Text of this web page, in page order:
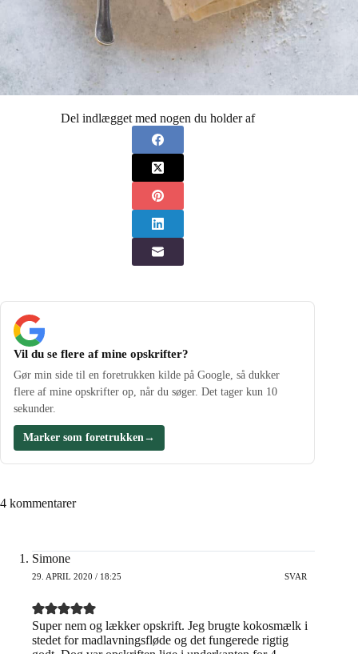
Del indlægget med nogen du holder af
Vil du se flere af mine opskrifter?
Gør min side til en foretrukken kilde på Google, så dukker
flere af mine opskrifter op, når du søger. Det tager kun 10
sekunder.
Marker som foretrukken→
4 kommentarer
Simone
29. APRIL 2020 / 18:25 SVAR
Super nem og lækker opskrift. Jeg brugte kokosmælk i
stedet for madlavningsfløde og det fungerede rigtig